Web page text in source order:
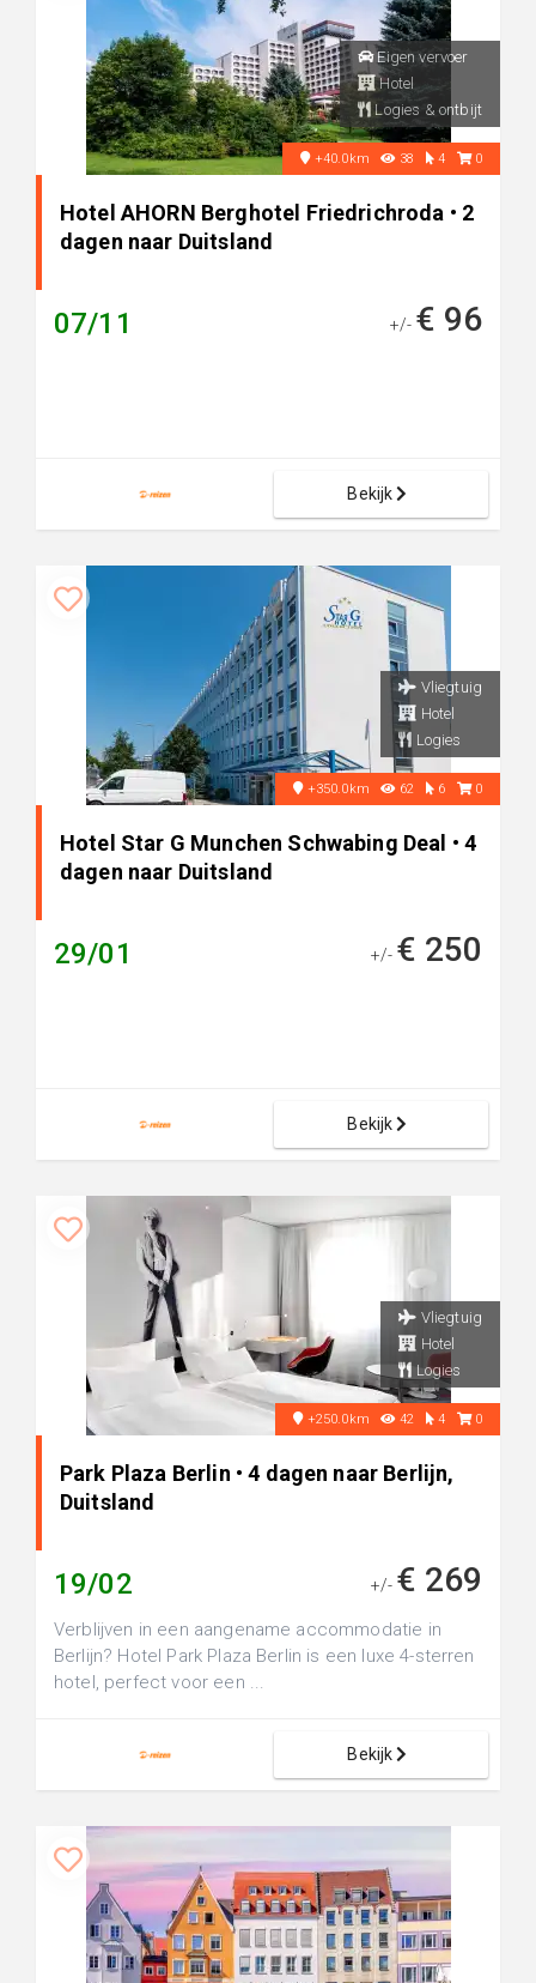
Eigen vervoer
Hotel
Logies & ontbijt
+40.0km 38 4 0
Hotel AHORN Berghotel Friedrichroda • 2
dagen naar Duitsland
07/11 +/- € 96
Bekijk
Vliegtuig
Hotel
Logies
+350.0km 62 6 0
Hotel Star G Munchen Schwabing Deal • 4
dagen naar Duitsland
29/01 +/- € 250
Bekijk
Vliegtuig
Hotel
Logies
+250.0km 42 4 0
Park Plaza Berlin • 4 dagen naar Berlijn,
Duitsland
19/02 +/- € 269
Verblijven in een aangename accommodatie in
Berlijn? Hotel Park Plaza Berlin is een luxe 4-sterren
hotel, perfect voor een ...
Bekijk